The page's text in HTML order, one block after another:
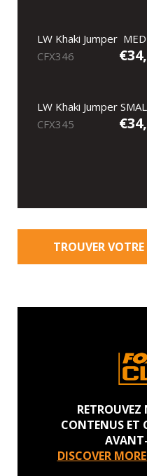
LW Khaki Jumper
CFX346
LW Khaki Jumper
CFX345
TROUVER
RETROUVEZ
CONTENUS ET
DISCOVER